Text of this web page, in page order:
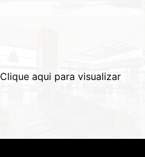
Clique aqui para visualizar